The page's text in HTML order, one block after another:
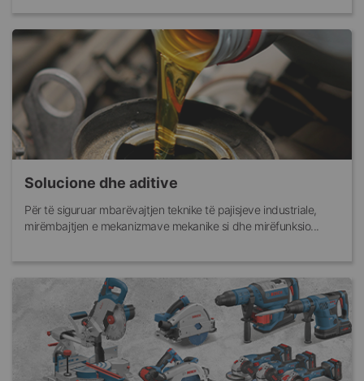
Solucione dhe aditive
Për të siguruar mbarëvajtjen teknike të pajisjeve industriale,
mirëmbajtjen e mekanizmave mekanike si dhe mirëfunksio...